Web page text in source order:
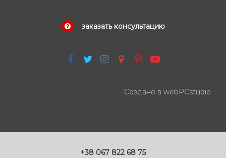
заказать консультацию
Создано в webPCstudio
+38 067 822 68 75